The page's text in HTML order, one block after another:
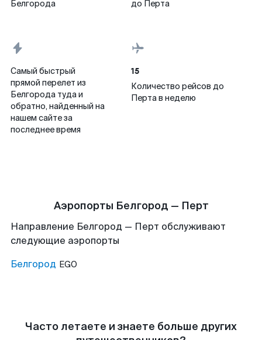
Белгорода
до Перта
Самый быстрый
прямой перелет из
Белгорода туда и
обратно, найденный на
нашем сайте за
последнее время
15
Количество рейсов до
Перта в неделю
Аэропорты Белгород — Перт
Направление Белгород — Перт обслуживают
следующие аэропорты
Белгород EGO
Часто летаете и знаете больше других